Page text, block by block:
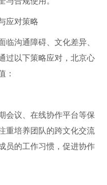
应对策略
临沟通障碍、文化差异、
过以下策略应对，北京心
：
会议、在线协作平台等保
重培养团队的跨文化交流
员的工作习惯，促进协作